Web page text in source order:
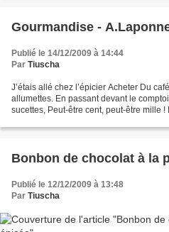
Gourmandise -
Publié le 14/12/2009 à 14:44
Par Tiuscha
J’étais allé chez l’épicier Acheter Du
allumettes. En passant devant le
sucettes, Peut-être cent, peut-être mille
Bonbon de chocolat à la
Publié le 12/12/2009 à 13:48
Par Tiuscha